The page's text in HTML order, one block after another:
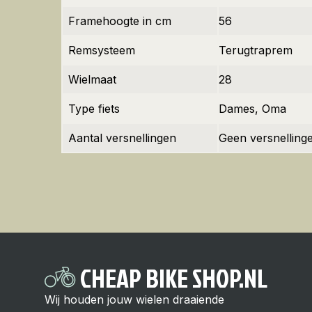
Framehoogte in cm 56
Remsysteem Terugtraprem
Wielmaat 28
Type fiets Dames, Oma
Aantal versnellingen Geen
CHEAP BIKE SHOP.NL
Wij houden jouw wielen draaiende